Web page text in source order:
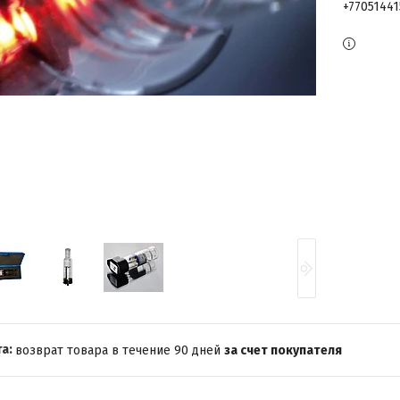
возврат товара в течение 90 дней за счет покупателя